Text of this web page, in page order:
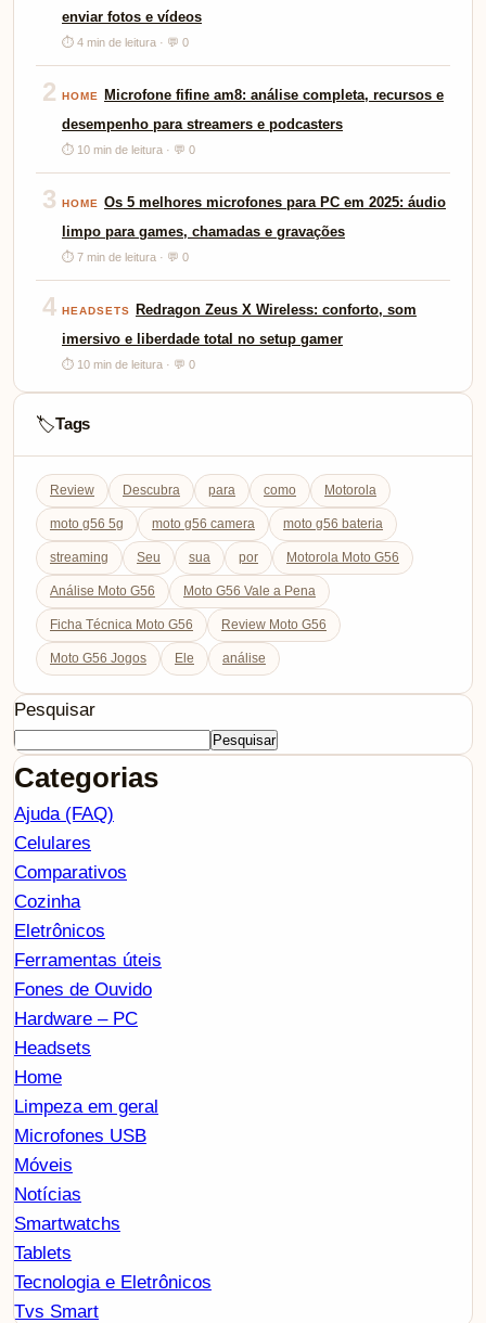
enviar fotos e vídeos
⏱ 4 min de leitura · 💬 0
2 HOME
Microfone fifine am8: análise completa, recursos e
desempenho para streamers e podcasters
⏱ 10 min de leitura · 💬 0
3 HOME
Os 5 melhores microfones para PC em 2025: áudio
limpo para games, chamadas e gravações
⏱ 7 min de leitura · 💬 0
4 HEADSETS
Redragon Zeus X Wireless: conforto, som
imersivo e liberdade total no setup gamer
⏱ 10 min de leitura · 💬 0
🏷️Tags
Review Descubra para como Motorola
moto g56 5g moto g56 camera moto g56 bateria
streaming Seu sua por Motorola Moto G56
Análise Moto G56 Moto G56 Vale a Pena
Ficha Técnica Moto G56 Review Moto G56
Moto G56 Jogos Ele análise
Pesquisar
Pesquisar
Categorias
Ajuda (FAQ)
Celulares
Comparativos
Cozinha
Eletrônicos
Ferramentas úteis
Fones de Ouvido
Hardware – PC
Headsets
Home
Limpeza em geral
Microfones USB
Móveis
Notícias
Smartwatchs
Tablets
Tecnologia e Eletrônicos
Tvs Smart